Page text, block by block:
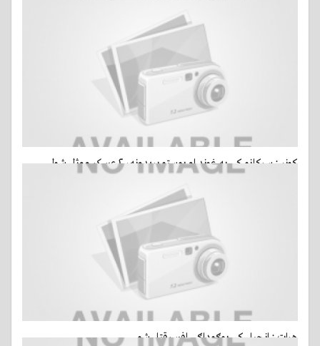
کونړ : سرکاڼو کې په غونډ او پوستو بريدونه، ۲ عسکر ووژل شول
هرات : انجیل کې یوګوډاګی افسرقتل شو